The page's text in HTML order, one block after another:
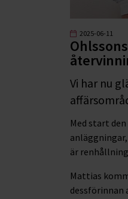
2025-06-11
Vi har nu
Med start
är
Mattias
dessförinnan